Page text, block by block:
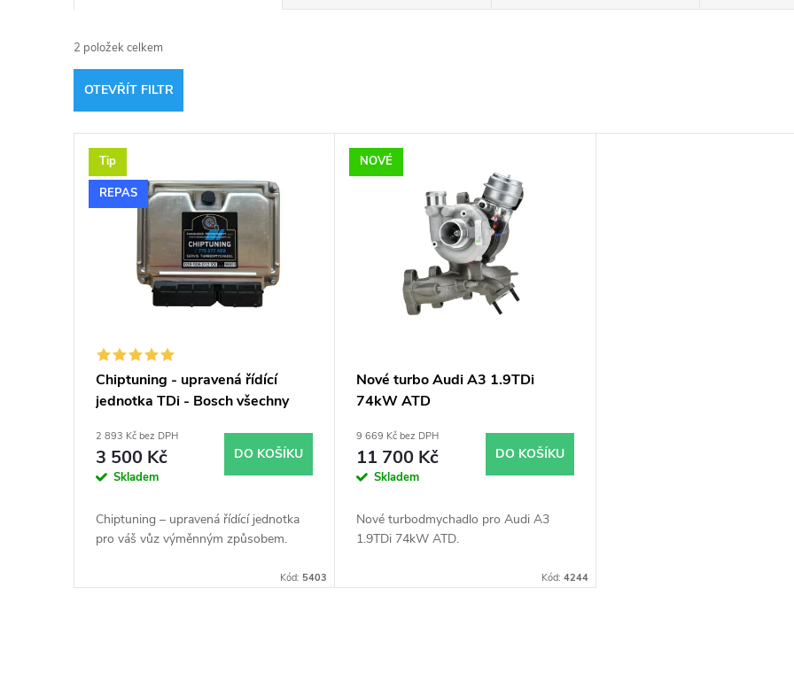
a
z
e
n
2 položek celkem
OTEVŘÍT FILTR
V
ý
k
Tip
REPAS
Chiptuning - upravená řídící
jednotka TDi - Bosch všechny
2 893 Kč bez DPH
3 500 Kč
Skladem
DO KOŠÍKU
Chiptuning – upravená řídící jednotka
pro váš vůz výměnným způsobem.
Kód: 5403
NOVÉ
Nové turbo Audi A3 1.9TDi
74kW ATD
9 669 Kč bez DPH
11 700 Kč
Skladem
DO KOŠÍKU
Nové turbodmychadlo pro Audi A3
1.9TDi 74kW ATD.
Kód: 4244